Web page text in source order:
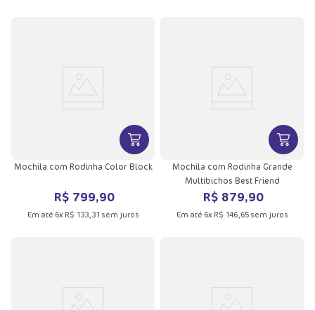
VER MAIS INFORMAÇÕES DO
Mochila com Rodinha Color Block
R$ 799,90
Em até 6x R$ 133, 31 sem juros
VER
Mochila com Rodinha Grande
Multibichos Best Friend
R$ 879,90
Em até 6x R$ 146, 65sem juros